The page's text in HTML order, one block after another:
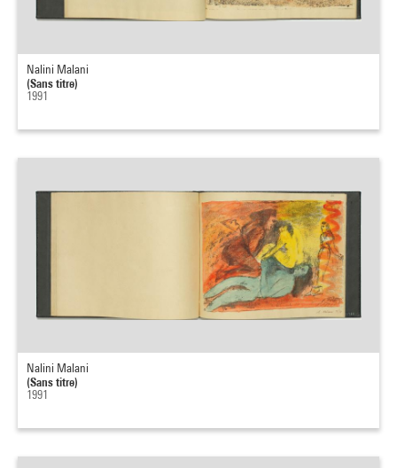
Nalini Malani
(Sans titre)
1991
Nalini Malani
(Sans titre)
1991